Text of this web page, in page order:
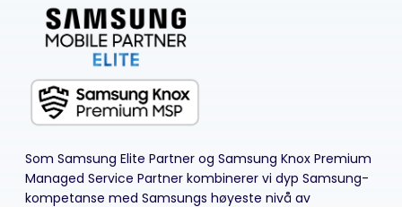
Som Samsung Elite Partner og Samsung Knox Premium
Managed Service Partner kombinerer vi dyp Samsung-
kompetanse med Samsungs høyeste nivå av